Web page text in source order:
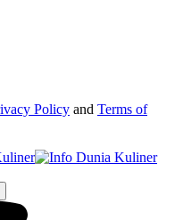
Policy and Terms of